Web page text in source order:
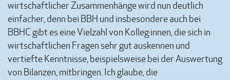
wirtschaftlicher Zusammenhänge wird nun deutlich
einfacher, denn bei BBH und insbesondere auch bei
BBHC gibt es eine Vielzahl von Kolleg:innen, die sich in
wirtschaftlichen Fragen sehr gut auskennen und
vertiefte Kenntnisse, beispielsweise bei der Auswertung
von Bilanzen, mitbringen. Ich glaube, die